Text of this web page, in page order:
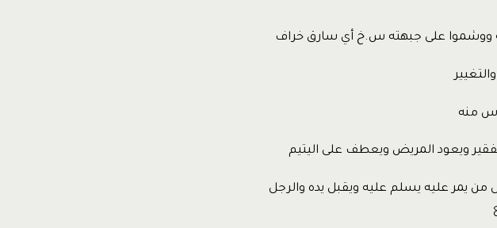
ووشموا على جبهته س.خ أي سارق خراف
منه
ويعود المريض ويعطف على اليتيم
يمر عليه يسلم عليه ويقبل يده والرجل